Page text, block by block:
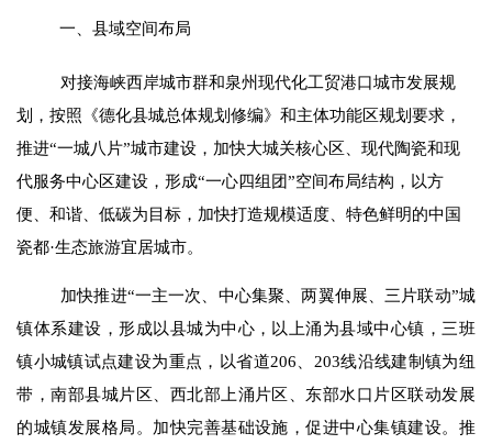
一、县域空间布局
对接海峡西岸城市群和泉州现代化工贸港口城市发展规
划，按照《德化县城总体规划修编》和主体功能区规划要求，
推进“一城八片”城市建设 ，加快大城关核心区、现代陶瓷和现
代服务中心区建设，形成“一心四组团”空间布局结构，以方
便、和谐 、低碳为目标，加快打造规模适度、特色鲜明的中国
瓷都·生态旅游宜居城市。
加快推进“一主一次、中心集聚、两翼伸展、三片联动”城
镇体系建设，形成以县城为中心，以上涌为县域中心镇，三班
镇小城镇试点建设为重点，以省道206、203线沿线建制镇为纽
带，南部县城片区、西北部上涌片区、东部水口片区联动发展
的城镇发展格局。 加快完善基础设施，促进中心集镇建设。推